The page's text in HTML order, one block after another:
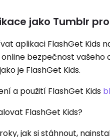
jako Tumblr
aplikaci FlashGet Kids
online bezpečnost
je FlashGet Kids.
a použití FlashGet Kids
FlashGet Kids?
jak si stáhnout,